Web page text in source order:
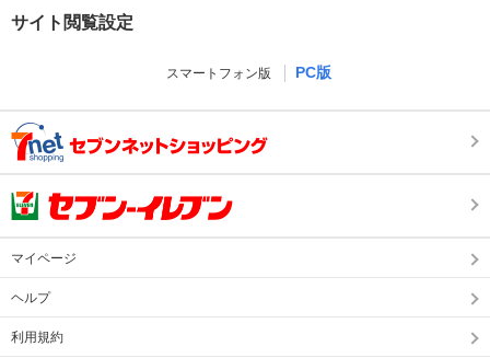
サイト閲覧設定
スマートフォン版 PC版
マイページ
ヘルプ
利用規約